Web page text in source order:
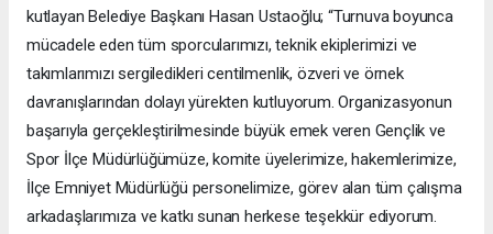
kutlayan Belediye Başkanı Hasan Ustaoğlu; “Turnuva boyunca
mücadele eden tüm sporcularımızı, teknik ekiplerimizi ve
takımlarımızı sergiledikleri centilmenlik, özveri ve örnek
davranışlarından dolayı yürekten kutluyorum. Organizasyonun
başarıyla gerçekleştirilmesinde büyük emek veren Gençlik ve
Spor İlçe Müdürlüğümüze, komite üyelerimize, hakemlerimize,
İlçe Emniyet Müdürlüğü personelimize, görev alan tüm çalışma
arkadaşlarımıza ve katkı sunan herkese teşekkür ediyorum.